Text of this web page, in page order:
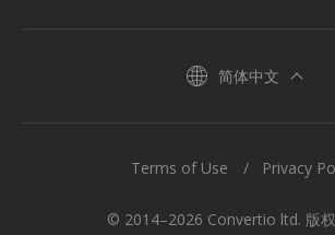
简体中文
© 2014–2026 Convertio ltd. 版权
Terms of Use Privacy